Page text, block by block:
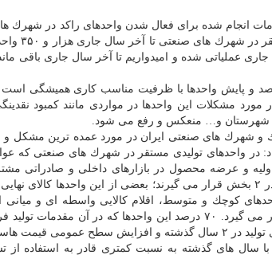
انجام شده برای فعال شدن واحدهای راكد در شهرك
۱۰ هزار
رصد و پایش واحدها با ظرفیت مناسب كاری همیشگی است
مورد مشكلات این واحدها در مواردی مانند كمبود
شهرستان و… منعكس و رفع می شود.
و شهرك های صنعتی ایران در مورد عمده ترین مشكل
در واحدهای تولیدی مستقر در شهرك های صنعتی كه
و عرضه محصول در بازارهای داخلی و صادراتی
كوچك و متوسط، اقلام كالایی واسطه ای و میانی
صنعتی بزرگ مورد استفاده قرار می گیرد. ۷۰ درصد این
قیمت هاست.
سال های گذشته به نسبت كمتری قادر به استفاده از